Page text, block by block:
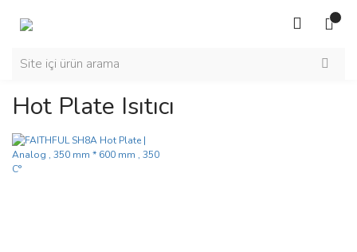
Hot Plate Isıtıcı